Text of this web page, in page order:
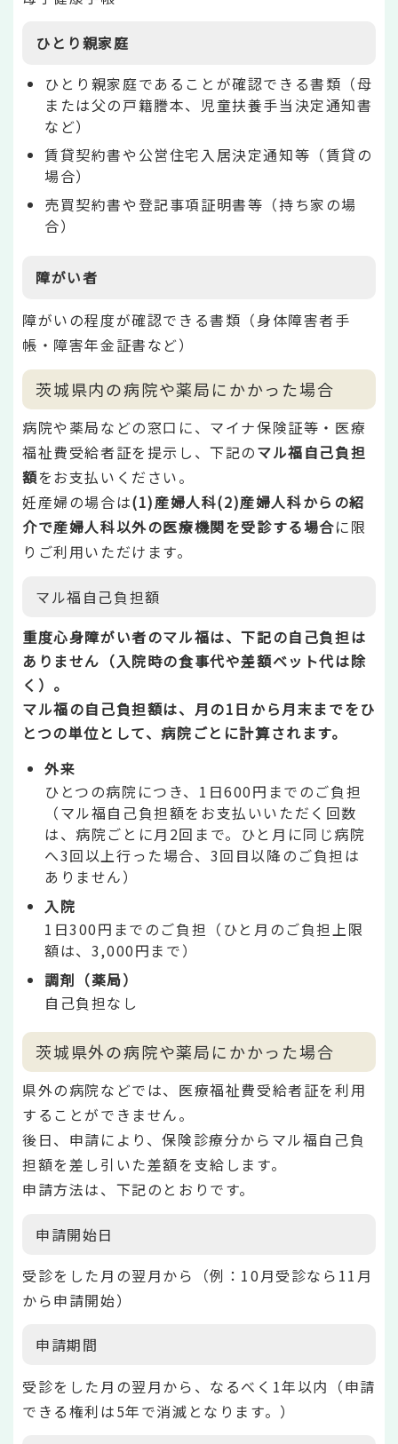
ひとり親家庭
ひとり親家庭であることが確認できる書類（母
または父の戸籍謄本、児童扶養手当決定通知書
など）
賃貸契約書や公営住宅入居決定通知等（賃貸の
場合）
売買契約書や登記事項証明書等（持ち家の場
合）
障がい者
障がいの程度が確認できる書類（身体障害者手
帳・障害年金証書など）
茨城県内の病院や薬局にかかった場合
病院や薬局などの窓口に、マイナ保険証等・医療
福祉費受給者証を提示し、下記のマル福自己負担
額をお支払いください。
妊産婦の場合は(1)産婦人科(2)産婦人科からの紹
介で産婦人科以外の医療機関を受診する場合に限
りご利用いただけます。
マル福自己負担額
重度心身障がい者のマル福は、下記の自己負担は
ありません（入院時の食事代や差額ベット代は除
く）。
マル福の自己負担額は、月の1日から月末までをひ
とつの単位として、病院ごとに計算されます。
外来
ひとつの病院につき、1日600円までのご負担
（マル福自己負担額をお支払いいただく回数
は、病院ごとに月2回まで。ひと月に同じ病院
へ3回以上行った場合、3回目以降のご負担は
ありません）
入院
1日300円までのご負担（ひと月のご負担上限
額は、3,000円まで）
調剤（薬局）
自己負担なし
茨城県外の病院や薬局にかかった場合
県外の病院などでは、医療福祉費受給者証を利用
することができません。
後日、申請により、保険診療分からマル福自己負
担額を差し引いた差額を支給します。
申請方法は、下記のとおりです。
申請開始日
受診をした月の翌月から（例：10月受診なら11月
から申請開始）
申請期間
受診をした月の翌月から、なるべく1年以内（申請
できる権利は5年で消滅となります。）